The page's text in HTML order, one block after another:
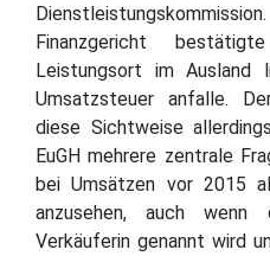
Finanzgericht
Leistungsort im Ausland
Umsatzsteuer anfalle.
diese Sichtweise
EuGH mehrere zentrale
bei Umsätzen vor 2015
anzusehen, auch wenn
Verkäuferin genannt wird